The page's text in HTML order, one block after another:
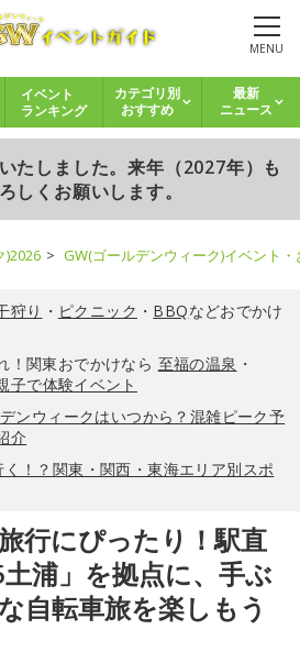
MENU
イベント
ランキング
カテゴリ別
おすすめ
最新
ニュース
たしました。来年（2027年）も
しくお願いします。
)2026 GW(ゴールデンウィーク)イベント
狩り ・ ピクニック ・ BBQなどおでかけ
！関東おでかけなら 至福の温泉 ・
子で体験イベント
ンウィークはいつから？混雑ピーク予
介
！？関東・関西・東海エリア別スポ
行にぴったり！駅直
浦」を拠点に、手ぶ
自転車旅を楽しもう